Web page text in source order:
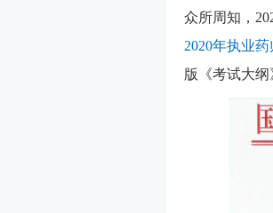
众所周知，
2020年执业
版《考试大